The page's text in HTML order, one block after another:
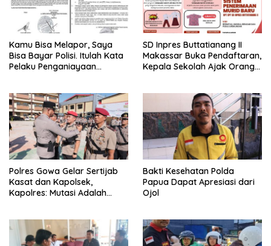
Kamu Bisa Melapor, Saya
Bisa Bayar Polisi. Itulah Kata
Pelaku Penganiayaan
Ini Belum Di Tangkap
SD Inpres Buttatianang II
Makassar Buka Pendaftaran,
Kepala Sekolah Ajak Orang
Polres Gowa Gelar Sertijab
Kasat dan Kapolsek,
Kapolres: Mutasi Adalah
Bakti Kesehatan Polda
Papua Dapat Apresiasi dari
Ojol